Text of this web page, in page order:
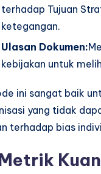
terhadap Tujuan
ketegangan.
Ulasan Dokumen:
kebijakan untuk
ini sangat baik
yang tidak
terhadap bias